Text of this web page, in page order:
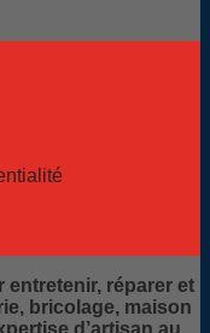
entretenir, réparer et
bricolage, maison
d’artisan au